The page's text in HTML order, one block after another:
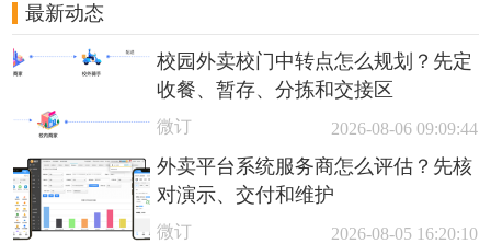
最新动态
校园外卖校门中转点怎么规划？先定
收餐、暂存、分拣和交接区
微订 2026-08-06 09:09:44
外卖平台系统服务商怎么评估？先核
对演示、交付和维护
微订 2026-08-05 16:20:10